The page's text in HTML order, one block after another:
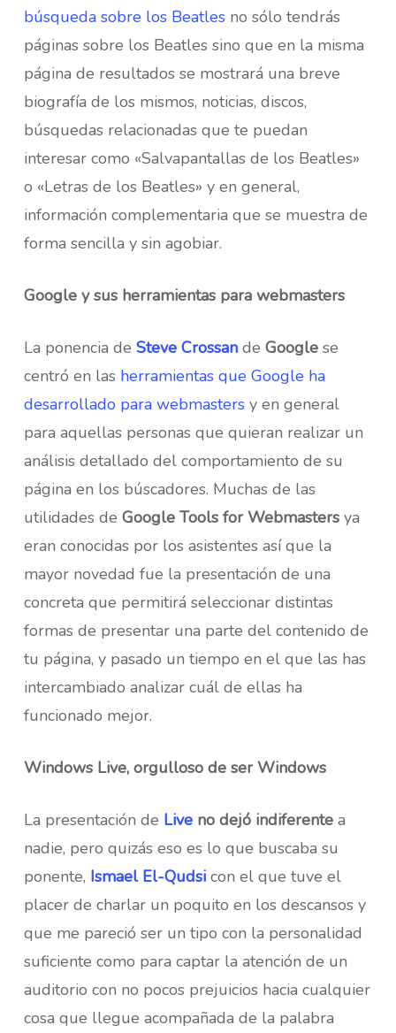
búsqueda sobre los Beatlesno sólo tendrás
páginas sobre los Beatles sino que en la misma
página de resultados se mostrará una breve
biografía de los mismos, noticias, discos,
búsquedas relacionadas que te puedan
interesar como «Salvapantallas de los Beatles»
o «Letras de los Beatles» y en general,
información complementaria que se muestra de
forma sencilla y sin agobiar.
Google y sus herramientas para webmasters
La ponencia de Steve Crossande Googlese
centró en las herramientas que Google ha
desarrollado para webmastersy en general
para aquellas personas que quieran realizar un
análisis detallado del comportamiento de su
página en los búscadores. Muchas de las
utilidades de Google Tools for Webmastersya
eran conocidas por los asistentes así que la
mayor novedad fue la presentación de una
concreta que permitirá seleccionar distintas
formas de presentar una parte del contenido de
tu página, y pasado un tiempo en el que las has
intercambiado analizar cuál de ellas ha
funcionado mejor.
Windows Live, orgulloso de ser Windows
La presentación de Live no dejó indiferentea
nadie, pero quizás eso es lo que buscaba su
ponente, Ismael El-Qudsicon el que tuve el
placer de charlar un poquito en los descansos y
que me pareció ser un tipo con la personalidad
suficiente como para captar la atención de un
auditorio con no pocos prejuicios hacia cualquier
cosa que llegue acompañada de la palabra